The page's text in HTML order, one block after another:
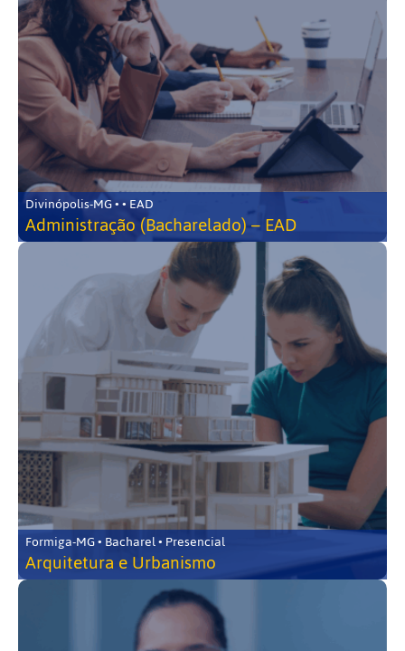
Divinópolis-MG • • EAD
Administração (Bacharelado) – EAD
Formiga-MG • Bacharel • Presencial
Arquitetura e Urbanismo